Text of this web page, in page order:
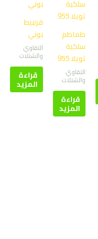
طماطم
سلكية
تويلا 955
التقاوي
والشتلات
قراءة
المزيد
قرنبيط
بوني
التقاوي
والشتلات
قراءة
المزيد